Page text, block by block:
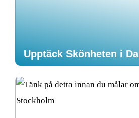
Upptäck Skönheten i